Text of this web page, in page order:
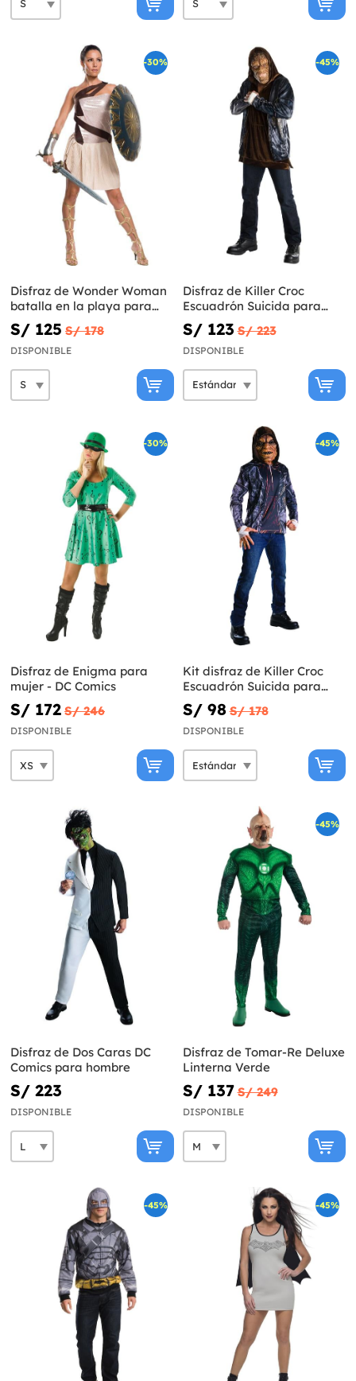
-30%
Disfraz de Wonder Woman
batalla en la playa para
mujer
S/ 125 S/ 178
DISPONIBLE
-45%
Disfraz de Killer Croc
Escuadrón Suicida para
hombre
S/ 123 S/ 223
DISPONIBLE
-30%
Disfraz de Enigma para
mujer - DC Comics
S/ 172 S/ 246
DISPONIBLE
-45%
Kit disfraz de Killer Croc
Escuadrón Suicida para
hombre
S/ 98 S/ 178
DISPONIBLE
Disfraz de Dos Caras DC
Comics para hombre
S/ 223
DISPONIBLE
-45%
Disfraz de Tomar-Re Deluxe
Linterna Verde
S/ 137 S/ 249
DISPONIBLE
-45% -45%